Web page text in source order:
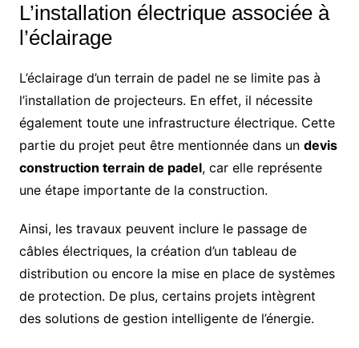
L’installation électrique associée à
l’éclairage
L’éclairage d’un terrain de padel ne se limite pas à
l’installation de projecteurs. En effet, il nécessite
également toute une infrastructure électrique. Cette
partie du projet peut être mentionnée dans un devis
construction terrain de padel, car elle représente
une étape importante de la construction.
Ainsi, les travaux peuvent inclure le passage de
câbles électriques, la création d’un tableau de
distribution ou encore la mise en place de systèmes
de protection. De plus, certains projets intègrent
des solutions de gestion intelligente de l’énergie.